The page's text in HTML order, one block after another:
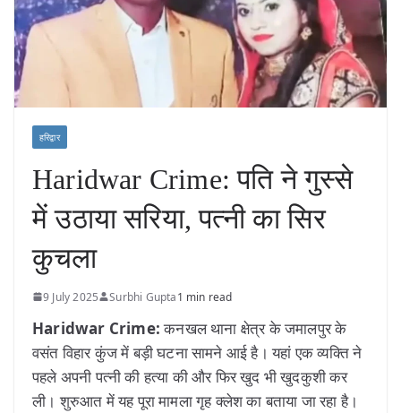
हरिद्वार
Haridwar Crime: पति ने गुस्से
में उठाया सरिया, पत्नी का सिर
कुचला
9 July 2025 Surbhi Gupta1 min read
Haridwar Crime:कनखल थाना क्षेत्र के जमालपुर के
वसंत विहार कुंज में बड़ी घटना सामने आई है। यहां एक व्यक्ति ने
पहले अपनी पत्नी की हत्या की और फिर खुद भी खुदकुशी कर
ली। शुरुआत में यह पूरा मामला गृह क्लेश का बताया जा रहा है।